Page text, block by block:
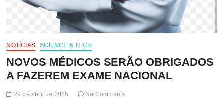
NOTÍCIAS SCIENCE & TECH
NOVOS MÉDICOS SERÃO OBRIGADOS
A FAZEREM EXAME NACIONAL
29 de abril de 2025 No Comments